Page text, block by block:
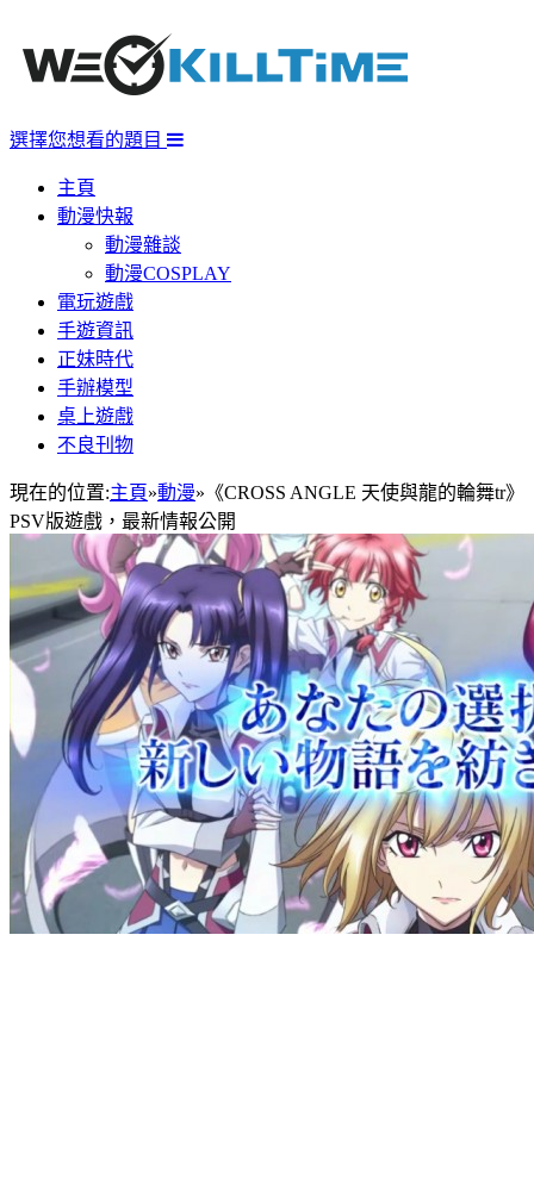
選擇您想看的題目
主頁
動漫快報
動漫雜談
動漫COSPLAY
電玩遊戲
手遊資訊
正妹時代
手辦模型
桌上遊戲
不良刊物
現在的位置:主頁»動漫» 《CROSS ANGLE 天使與龍的輪舞tr》
PSV版遊戲，最新情報公開